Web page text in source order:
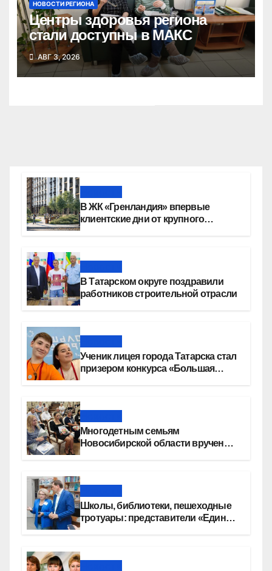
НОВОСТИ РЕГИОНА
Центры здоровья региона
стали доступны в МАКС
АВГ 3, 2026
В ЖК «Гренландия» впервые
клиентские дни от крупного
В Татарском округе поздравили
работников строительной отрасли
Ученик лицея города Татарска стал
призером конкурса «Большая
Многодетным семьям
Новосибирской области вручены
Школы, библиотеки, пешеходные
тротуары: представители «Единой